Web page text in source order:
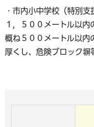
・市内小中学校（特別
１，５００メートル以
概ね５００メートル以内
厚くし、危険ブロック塀